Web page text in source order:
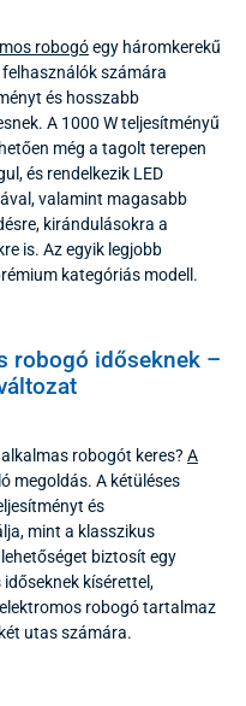
robogóegy háromkerekű
számára
és hosszabb
A 1000 W teljesítményű
még a tagolt terepen
és rendelkezik LED
valamint magasabb
kirándulásokra a
is. Az egyik legjobb
kategóriás modell.
robogó időseknek –
robogót keres? A
megoldás. A kétüléses
és
mint a klasszikus
biztosít egy
kísérettel,
robogó tartalmaz
utas számára.